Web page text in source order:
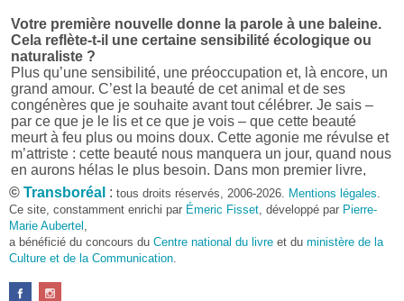
Votre première nouvelle donne la parole à une baleine.
Cela reflète-t-il une certaine sensibilité écologique ou
naturaliste ?
Plus qu’une sensibilité, une préoccupation et, là encore, un
grand amour. C’est la beauté de cet animal et de ses
congénères que je souhaite avant tout célébrer. Je sais –
par ce que je le lis et ce que je vois – que cette beauté
meurt à feu plus ou moins doux. Cette agonie me révulse et
m’attriste : cette beauté nous manquera un jour, quand nous
en aurons hélas le plus besoin. Dans mon premier livre,
j’avais pris goût à me mettre dans la peau d’une bête. Outre
l’intérêt de l’exercice littéraire, il me semble que cela peut
être un bon moyen pour transmettre certains messages.
Pourquoi avoir choisi le format des nouvelles plutôt
qu’un autre ?
D’abord parce que j’aime (décidément!) en lire !
© Transboréal : tous droits réservés, 2006-2026. Mentions légales
Ce site, constamment enrichi par Émeric Fisset , développé par Pierre-
Marie Aubertel
a bénéficié du concours du Centre national du livre et du ministère de la
Culture et de la Communication